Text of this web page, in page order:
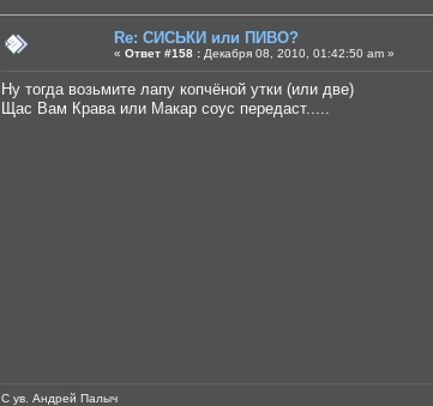
Re: СИСЬКИ или ПИВО?
« Ответ #158 : Декабря 08, 2010, 01:42:50 am »
Ну тогда возьмите лапу копчёной утки (или две)
Щас Вам Крава или Макар соус передаст.....
С ув. Андрей Палыч